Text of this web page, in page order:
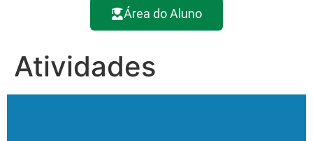
Área do Aluno
Atividades